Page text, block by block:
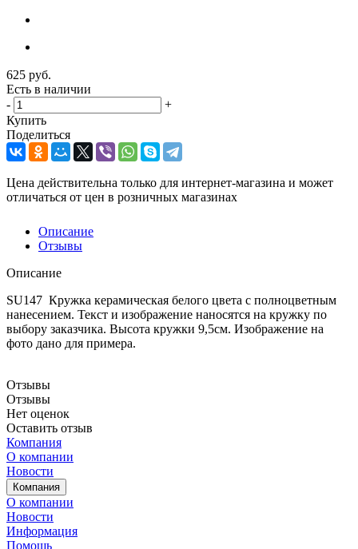
625 руб.
Есть в наличии
-
+
Купить
Поделиться
Цена действительна только для интернет-магазина и может
отличаться от цен в розничных магазинах
Описание
Отзывы
Описание
SU147 Кружка керамическая белого цвета с полноцветным
нанесением. Текст и изображение наносятся на кружку по
выбору заказчика. Высота кружки 9,5см. Изображение на
фото дано для примера.
Отзывы
Отзывы
Нет оценок
Оставить отзыв
Компания
О компании
Новости
Компания
О компании
Новости
Информация
Помощь